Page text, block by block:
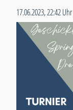
17.06.2023, 22:42 Uhr